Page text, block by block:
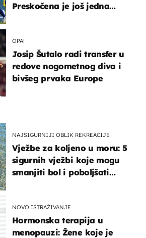
NAJSIGURNIJI OBLIK REKREACIJE
Vježbe za koljeno u moru: 5
sigurnih vježbi koje mogu
smanjiti bol i poboljšati
NOVO ISTRAŽIVANJE
Hormonska terapija u
menopauzi: Žene koje je
Preskočena je još jedna
OPA!
Josip Šutalo radi transfer u
redove nogometnog diva i
bivšeg prvaka Europe